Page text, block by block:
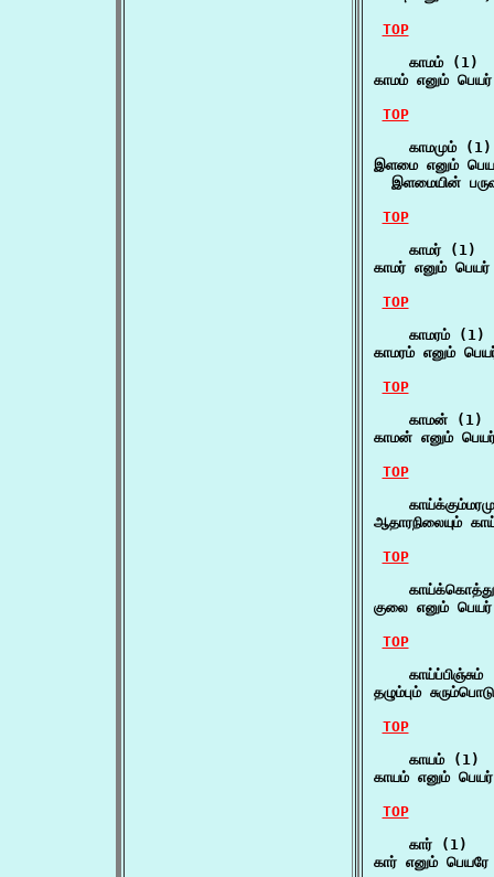
TOP
    காமம் (1)
காமம் எனும் பெயர்
TOP
    காமமும் (1)
இளமை எனும்
இளமையின்
TOP
    காமர் (1)
காமர் எனும்
TOP
    காமரம் (1)
காமரம் எனும்
TOP
    காமன் (1)
காமன் எனும்
TOP
ஆதாரநிலையும்
TOP
குலை எனும்
TOP
காய்ப்பிஞ்சும்
தழும்பும்
TOP
    காயம் (1)
காயம் எனும் பெயர்
TOP
    கார் (1)
கார் எனும்